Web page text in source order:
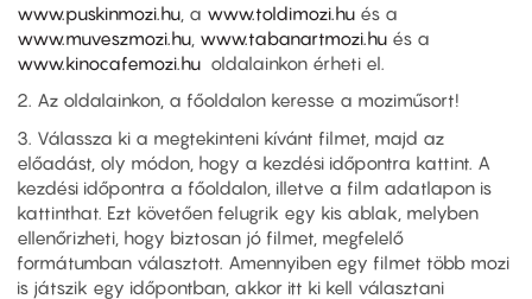
www.puskinmozi.hu , a www.toldimozi.hu és a
www.muveszmozi.hu www.tabanartmozi.hu és a
www.kinocafemozi.hu oldalainkon érheti el.
2. Az oldalainkon, a főoldalon keresse a moziműsort!
3. Válassza ki a megtekinteni kívánt filmet, majd az
előadást, oly módon, hogy a kezdési időpontra kattint. A
kezdési időpontra a főoldalon, illetve a film adatlapon is
kattinthat. Ezt követően felugrik egy kis ablak, melyben
ellenőrizheti, hogy biztosan jó filmet, megfelelő
formátumban választott. Amennyiben egy filmet több mozi
is játszik egy időpontban, akkor itt ki kell választani